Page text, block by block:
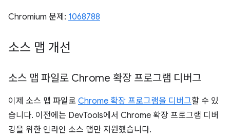
Chromium 문제: 1068788
소스 맵 개선
소스 맵 파일로 Chrome 확장 프로그램 디버그
이제 소스 맵 파일로 Chrome 확장 프로그램을 디버그할 수 있
습니다. 이전에는 DevTools에서 Chrome 확장 프로그램 디버
깅을 위한 인라인 소스 맵만 지원했습니다.